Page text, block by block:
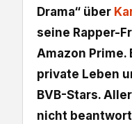
Drama“ über
seine Rapper-
Amazon Prime.
private Leben
BVB-Stars.
nicht